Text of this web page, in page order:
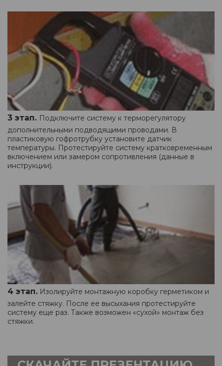
3 этап. Подключите систему к терморегулятору
дополнительными подводящими проводами. В
пластиковую гофротрубку установите датчик
температуры. Протестируйте систему кратковременным
включением или замером сопротивления (данные в
инструкции).
4 этап. Изолируйте монтажную коробку герметиком и
залейте стяжку. После ее высыхания протестируйте
систему еще раз. Также возможен «сухой» монтаж без
стяжки.